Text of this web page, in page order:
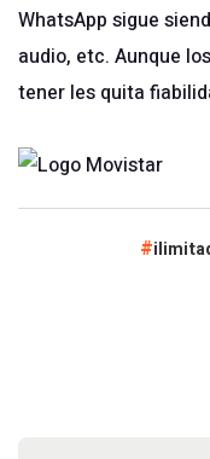
WhatsApp sigue
audio, etc. Aunque
tener les quita